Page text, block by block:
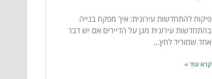
פיקוח להתחדשות עירונית: איך מפקח בנייה
בהתחדשות עירונית מגן על הדיירים אם יש דבר
אחד שמוריד לחץ...
קרא עוד »